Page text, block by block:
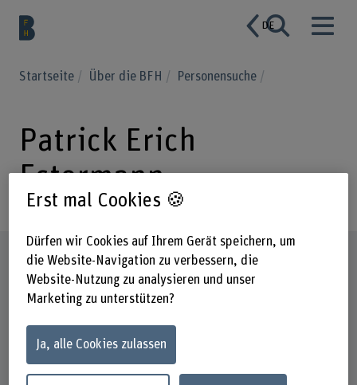
DE
Startseite Über die BFH Personensuche
Patrick Erich
Estermann
Steckbrief
Erst mal Cookies 🍪
Dürfen wir Cookies auf Ihrem Gerät speichern, um
die Website-Navigation zu verbessern, die
Website-Nutzung zu analysieren und unser
Marketing zu unterstützen?
Ja, alle Cookies zulassen